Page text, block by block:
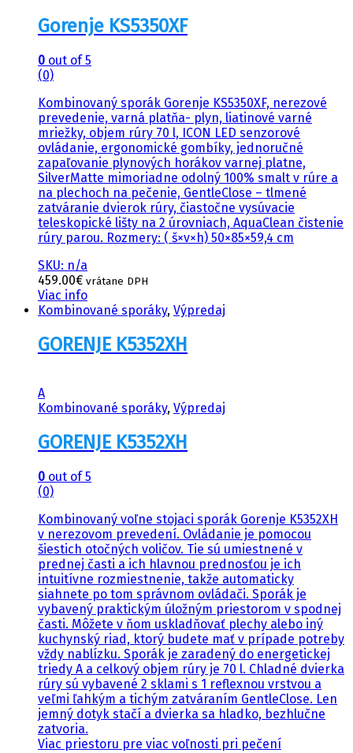
Gorenje KS5350XF
0 out of 5
(0)
Kombinovaný sporák Gorenje KS5350XF, nerezové
prevedenie, varná platňa- plyn, liatinové varné
mriežky, objem rúry 70 l, ICON LED senzorové
ovládanie, ergonomické gombíky, jednoručné
zapaľovanie plynových horákov varnej platne,
SilverMatte mimoriadne odolný 100% smalt v rúre a
na plechoch na pečenie, GentleClose – tlmené
zatváranie dvierok rúry, čiastočne vysúvacie
teleskopické lišty na 2 úrovniach, AquaClean čistenie
rúry parou. Rozmery: ( š×v×h) 50×85×59,4 cm
SKU: n/a
459.00€ vrátane DPH
Viac info
Kombinované sporáky, Výpredaj
GORENJE K5352XH
A
Kombinované sporáky, Výpredaj
GORENJE K5352XH
0 out of 5
(0)
Kombinovaný voľne stojaci sporák Gorenje K5352XH
v nerezovom prevedení. Ovládanie je pomocou
šiestich otočných voličov. Tie sú umiestnené v
prednej časti a ich hlavnou prednosťou je ich
intuitívne rozmiestnenie, takže automaticky
siahnete po tom správnom ovládači. Sporák je
vybavený praktickým úložným priestorom v spodnej
časti. Môžete v ňom uskladňovať plechy alebo iný
kuchynský riad, ktorý budete mať v prípade potreby
vždy nablízku. Sporák je zaradený do energetickej
triedy A a celkový objem rúry je 70 l. Chladné dvierka
rúry sú vybavené 2 sklami s 1 reflexnou vrstvou a
veľmi ľahkým a tichým zatváraním GentleClose. Len
jemný dotyk stačí a dvierka sa hladko, bezhlučne
zatvoria.
Viac priestoru pre viac voľnosti pri pečení